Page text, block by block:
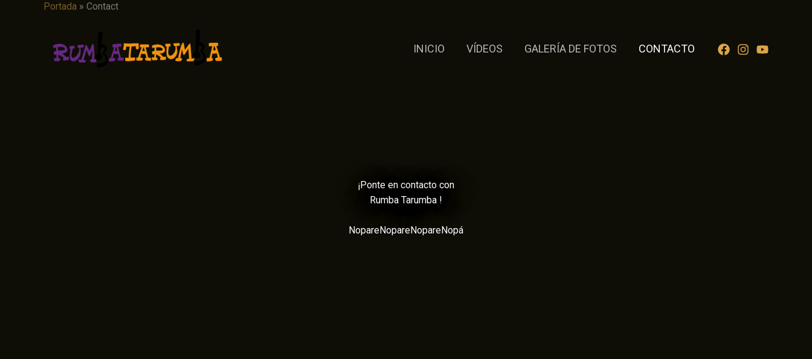
INICIO VÍDEOS GALERÍA DE FOTOS CONTACTO
Portada » Contact
¡Ponte en contacto con
Rumba Tarumba !
NopareNopareNopareNopá